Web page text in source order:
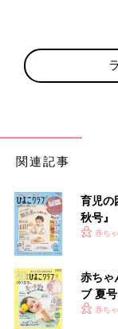
関連記事
育児の
秋号』
いっぱ
赤ち
赤ちゃ
ブ 夏
く！赤ち